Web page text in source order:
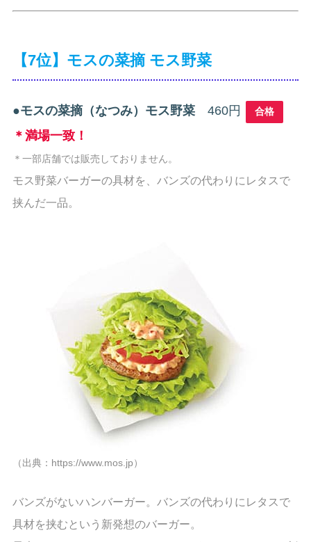
【7位】モスの菜摘 モス野菜
●モスの菜摘（なつみ）モス野菜 460円 合格
＊満場一致！
＊一部店舗では販売しておりません。
モス野菜バーガーの具材を、バンズの代わりにレタスで
挟んだ一品。
（出典：https://www.mos.jp）
バンズがないハンバーガー。バンズの代わりにレタスで
具材を挟むという新発想のバーガー。